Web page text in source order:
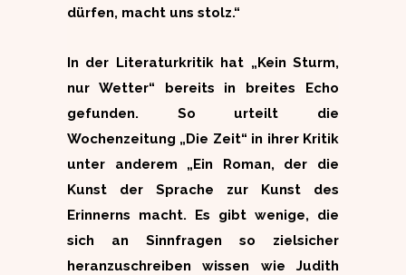
dürfen, macht uns stolz.“
In der Literaturkritik hat „Kein Sturm,
nur Wetter“ bereits in breites Echo
gefunden. So urteilt die
Wochenzeitung „Die Zeit“ in ihrer Kritik
unter anderem „Ein Roman, der die
Kunst der Sprache zur Kunst des
Erinnerns macht. Es gibt wenige, die
sich an Sinnfragen so zielsicher
heranzuschreiben wissen wie Judith